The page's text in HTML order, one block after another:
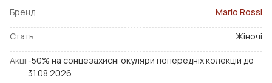
Бренд Mario Rossi
Стать Жіночі
Акції-50% на сонцезахисні окуляри попередніх колекцій до
31.08.2026